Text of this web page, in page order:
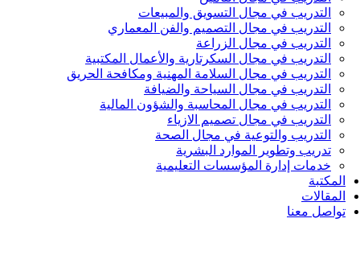
التدريب في مجال التسويق والمبيعات
التدريب في مجال التصميم والفن المعماري
التدريب في مجال الزراعة
التدريب في مجال السكرتارية والأعمال المكتبية
التدريب في مجال السلامة المهنية ومكافحة الحريق
التدريب في مجال السياحة والضيافة
التدريب في مجال المحاسبة والشؤون المالية
التدريب في مجال تصميم الازياء
التدريب والتوعية في مجال الصحة
تدريب وتطوير الموارد البشرية
خدمات إدارة المؤسسات التعليمية
المكتبة
المقالات
تواصل معنا